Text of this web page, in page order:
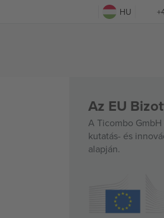
HU
Az EU
A Ticombo
kutatás- és
alapján.